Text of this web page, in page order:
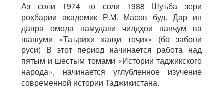
Аз соли 1974 то соли 1988 Шӯъба зери
роҳбарии академик Р.М. Масов буд. Дар ин
давра омода намудани ҷилдҳои панҷум ва
шашуми «Таърихи халқи тоҷик» (бо забони
руси) В этот период начинается работа над
пятым и шестым томами «Истории таджикского
народа», начинается углубленное изучение
современной истории Таджикистана.